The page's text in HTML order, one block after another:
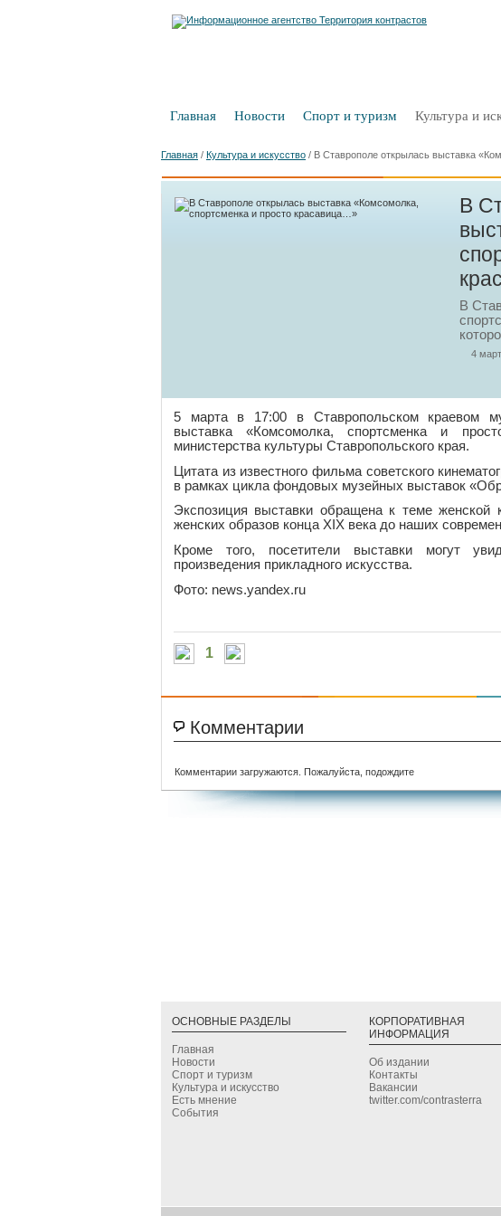
Главная Новости Спорт и туризм Культура и
Главная / Культура и искусство / В Ставрополе открылась выставка
В
В
4
5 марта в 17:00 в Ставропольском краевом
выставка «Комсомолка, спортсменка и
министерства культуры Ставропольского края.
Цитата из известного фильма советского
в рамках цикла фондовых музейных выставок
Экспозиция выставки обращена к теме женской
женских образов конца XIX века до наших
Кроме того, посетители выставки могут
произведения прикладного искусства.
Фото: news.yandex.ru
1
Комментарии
Комментарии загружаются. Пожалуйста, подождите
ОСНОВНЫЕ РАЗДЕЛЫ
Главная
Новости
Спорт и туризм
Культура и искусство
Есть мнение
События
КОРПОРАТИВНАЯ
ИНФОРМАЦИЯ
Об издании
Контакты
Вакансии
twitter.com/contrasterra